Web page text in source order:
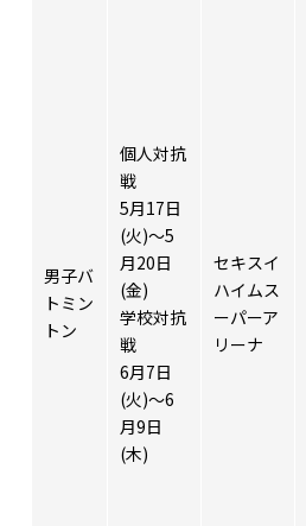
男子バ
トミン
トン
個人対抗
戦
5月17日
(火)～5
月20日
(金)
学校対抗
戦
6月7日
(火)～6
月9日
(木)
セキスイ
ハイムス
ーパーア
リーナ